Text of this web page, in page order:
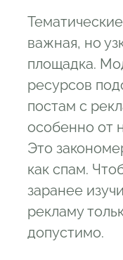
важная, но
площадка.
ресурсов
постам с
особенно от
Это
как спам.
заранее
рекламу
допустимо.